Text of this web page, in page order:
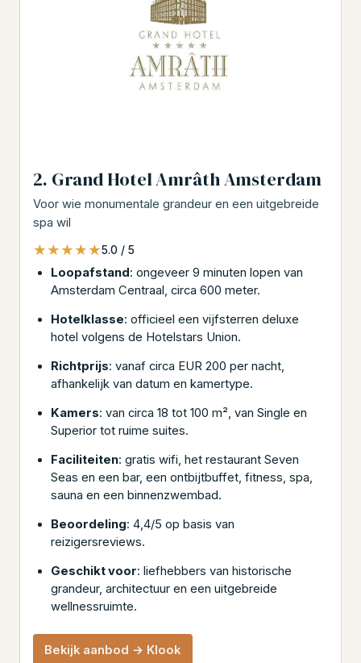
2. Grand Hotel Amrâth Amsterdam
Voor wie monumentale grandeur en een uitgebreide
spa wil
★★★★★
★★★★★5.0 / 5
Loopafstand: ongeveer 9 minuten lopen van
Amsterdam Centraal, circa 600 meter.
Hotelklasse: officieel een vijfsterren deluxe
hotel volgens de Hotelstars Union.
Richtprijs: vanaf circa EUR 200 per nacht,
afhankelijk van datum en kamertype.
Kamers: van circa 18 tot 100 m², van Single en
Superior tot ruime suites.
Faciliteiten: gratis wifi, het restaurant Seven
Seas en een bar, een ontbijtbuffet, fitness, spa,
sauna en een binnenzwembad.
Beoordeling: 4,4/5 op basis van
reizigersreviews.
Geschikt voor: liefhebbers van historische
grandeur, architectuur en een uitgebreide
wellnessruimte.
Bekijk aanbod → Klook